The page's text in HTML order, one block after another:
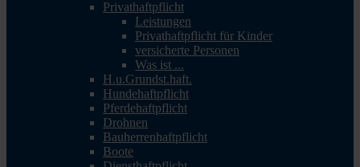
Privathaftpflicht
Leistungen
Privathaftpflicht für Kinder
versicherte Personen
Was ist ...
H.u.Grundst.haft.
Hundehaftpflicht
Pferdehaftpflicht
Drohnen
Bauherrenhaftpflicht
Boote